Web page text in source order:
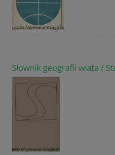
Słownik geografii wiata /